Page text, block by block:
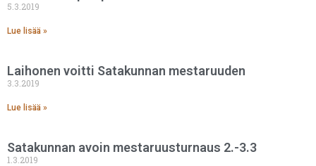
5.3.2019
Lue lisää »
Laihonen voitti Satakunnan mestaruuden
3.3.2019
Lue lisää »
Satakunnan avoin mestaruusturnaus 2.-3.3
1.3.2019